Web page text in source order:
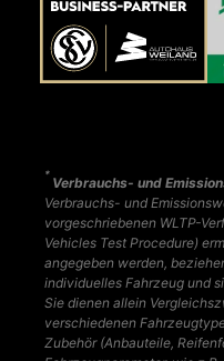
*
Verbrauchs- und
Verbrauchs- und
vorgeschriebenen WLTP-
Vehicles Test Procedure)
angegeben werden,
individuelles Fahrzeug und
Sie dienen allein
verschiedenen
Zubehör (Anbauteile,